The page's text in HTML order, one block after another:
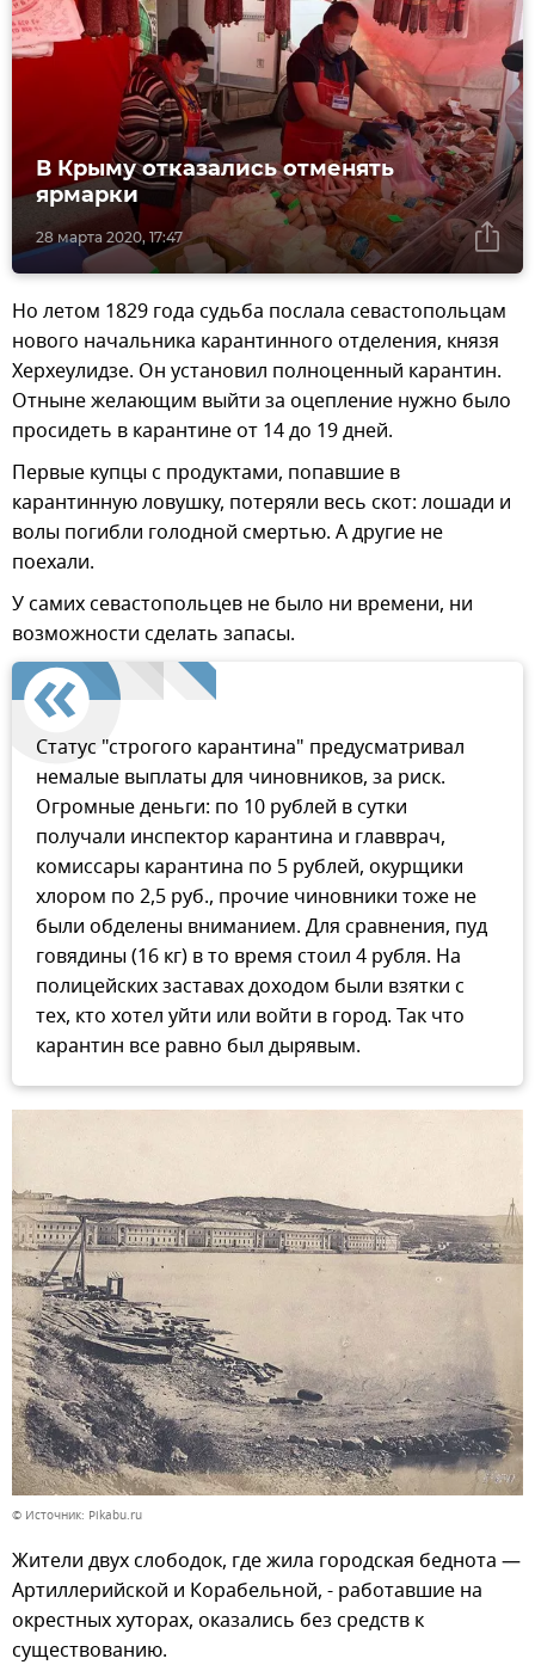
28 марта 2020, 17:47
В Крыму отказались отменять
ярмарки
Но летом 1829 года судьба послала севастопольцам
нового начальника карантинного отделения, князя
Херхеулидзе. Он установил полноценный карантин.
Отныне желающим выйти за оцепление нужно было
просидеть в карантине от 14 до 19 дней.
Первые купцы с продуктами, попавшие в
карантинную ловушку, потеряли весь скот: лошади и
волы погибли голодной смертью. А другие не
поехали.
У самих севастопольцев не было ни времени, ни
возможности сделать запасы.
Статус "строгого карантина" предусматривал
немалые выплаты для чиновников, за риск.
Огромные деньги: по 10 рублей в сутки
получали инспектор карантина и главврач,
комиссары карантина по 5 рублей, окурщики
хлором по 2,5 руб., прочие чиновники тоже не
были обделены вниманием. Для сравнения, пуд
говядины (16 кг) в то время стоил 4 рубля. На
полицейских заставах доходом были взятки с
тех, кто хотел уйти или войти в город. Так что
карантин все равно был дырявым.
© Источник: Pikabu.ru
Жители двух слободок, где жила городская беднота —
Артиллерийской и Корабельной, - работавшие на
окрестных хуторах, оказались без средств к
существованию.